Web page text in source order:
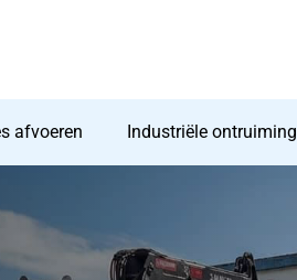
afvoeren Industriële ontruiming